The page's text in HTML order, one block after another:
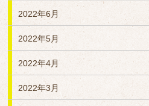
2022年6月
2022年5月
2022年4月
2022年3月